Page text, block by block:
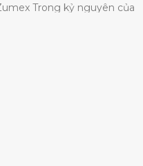
Trong kỷ nguyên của